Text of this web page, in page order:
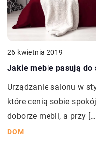
26 kwietnia 2019
Jakie meble pasują do
Urządzanie salonu w
które cenią sobie
doborze mebli, a przy
DOM